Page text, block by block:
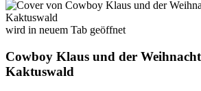
wird in neuem Tab geöffnet
Cowboy Klaus und der
Kaktuswald